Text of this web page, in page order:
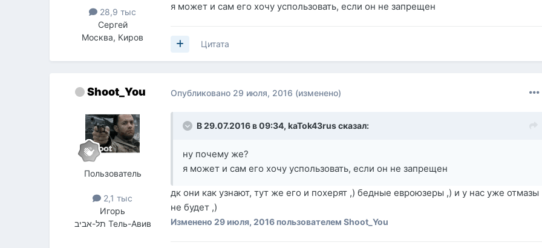
28,9 тыс
Сергей
Москва, Киров
я может и сам его хочу успользовать, если он не запрещен
Цитата
Shoot_You
Пользователь
2,1 тыс
Игорь
תל-אביב Тель-Авив
Опубликовано 29 июля, 2016 (изменено)
В 29.07.2016 в 09:34,kaTok43rusсказал:
ну почему же?
я может и сам его хочу успользовать, если он не запрещен
дк они как узнают, тут же его и похерят ,) бедные евроюзеры ,) и у нас уже отмазы
не будет ,)
Изменено29 июля, 2016 пользователем Shoot_You